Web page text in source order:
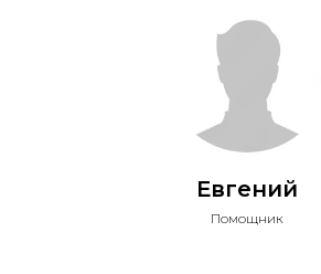
Евгений
Помощник